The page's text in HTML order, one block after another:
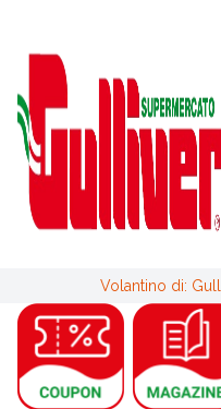
Volantino di: